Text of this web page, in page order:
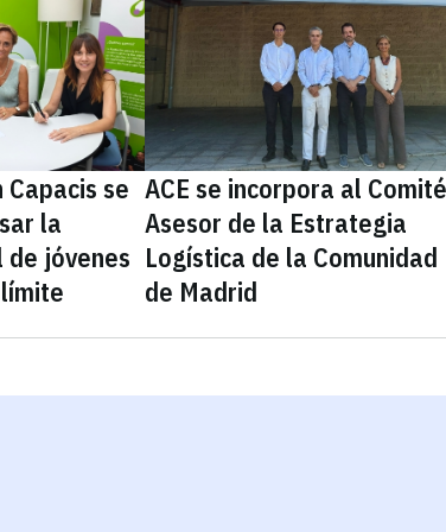
Capacis se
la
jóvenes
ACE se incorpora al
Asesor de la Estrategia
Logística de la Comunidad
de Madrid